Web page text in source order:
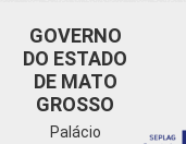
GOVERNO
DO ESTADO
DE MATO
GROSSO
Palácio